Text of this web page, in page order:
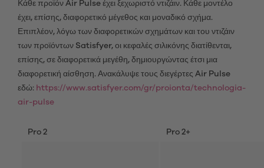
Κάθε προϊόν Air Pulse έχει ξεχωριστό ντιζάιν. Κάθε μοντέλο
έχει, επίσης, διαφορετικό μέγεθος και μοναδικό σχήμα.
Επιπλέον, λόγω των διαφορετικών σχημάτων και του ντιζάιν
των προϊόντων Satisfyer, οι κεφαλές σιλικόνης διατίθενται,
επίσης, σε διαφορετικά μεγέθη, δημιουργώντας έτσι μια
διαφορετική αίσθηση. Ανακάλυψε τους διεγέρτες Air Pulse
εδώ: https://www.satisfyer.com/gr/proionta/technologia-
air-pulse
Pro 2 Pro 2+